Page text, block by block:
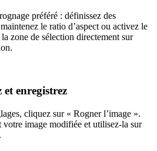
préféré : définissez des
le ratio d’aspect ou activez le
zone de sélection directement sur
et enregistrez
cliquez sur « Rogner l’image ».
votre image modifiée et utilisez-la sur